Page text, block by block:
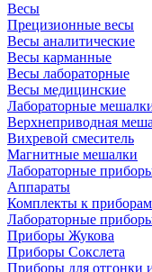
Весы
Прецизионные весы
Весы аналитические
Весы карманные
Весы лабораторные
Весы медицинские
Лабораторные
Верхнеприводная
Вихревой смеситель
Магнитные мешалки
Лабораторные
Аппараты
Комплекты к приборам
Лабораторные
Приборы Жукова
Приборы Сокслета
Приборы для отгонки